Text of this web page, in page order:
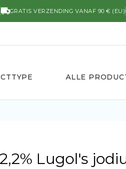
GRATIS VERZENDING VANAF 90 € (EU)
ALLE
2,2% Lugol's